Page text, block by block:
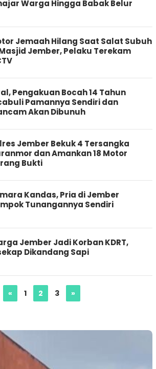
Warga Hingga Babak Belur
Jemaah Hilang Saat Salat Subuh
Jember, Pelaku Terekam
Pengakuan Bocah 14 Tahun
Pamannya Sendiri dan
Akan Dibunuh
Jember Bekuk 4 Tersangka
dan Amankan 18 Motor
Bukti
Kandas, Pria di Jember
Tunangannya Sendiri
Jember Jadi Korban KDRT,
Dikandang Sapi
« 1 2 3 »